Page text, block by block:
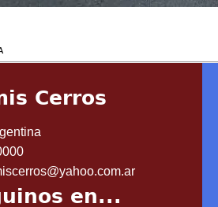
Cerros
en...